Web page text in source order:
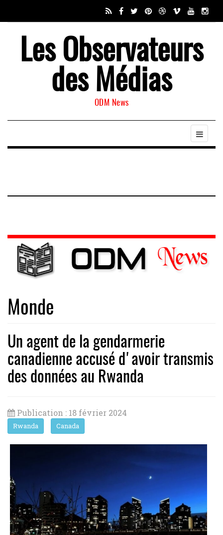
Les Observateurs
des Médias
ODM News
Monde
Un agent de la gendarmerie
canadienne accusé d'avoir transmis
des données au Rwanda
Publication : 18 février 2024
Rwanda Canada